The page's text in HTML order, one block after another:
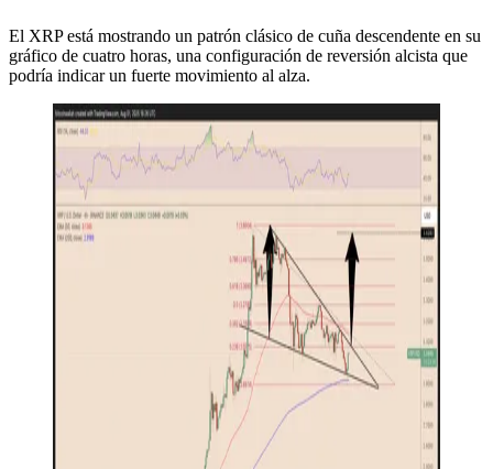
El XRP está mostrando un patrón clásico de cuña descendente en su
gráfico de cuatro horas, una configuración de reversión alcista que
podría indicar un fuerte movimiento al alza.